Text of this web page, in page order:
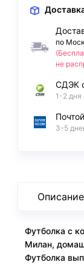
по
не
СДЭК
1-2 дня
3-5
Футболка с
Милан,
Футболка